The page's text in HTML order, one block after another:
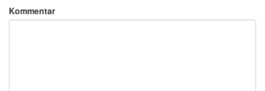
Kommentar